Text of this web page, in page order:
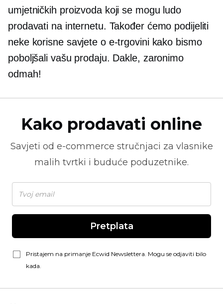
umjetničkih proizvoda koji se mogu ludo
prodavati na internetu. Također ćemo podijeliti
neke korisne savjete o e-trgovini kako bismo
poboljšali vašu prodaju. Dakle, zaronimo
odmah!
Kako prodavati online
Savjeti od e-commerce stručnjaci za vlasnike
malih tvrtki i buduće poduzetnike.
Pretplata
Pristajem na primanje Ecwid Newslettera. Mogu se odjaviti bilo
kada.